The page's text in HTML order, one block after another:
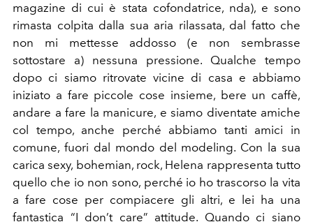
magazine di cui è stata cofondatrice, nda), e sono
rimasta colpita dalla sua aria rilassata, dal fatto che
non mi mettesse addosso (e non sembrasse
sottostare a) nessuna pressione. Qualche tempo
dopo ci siamo ritrovate vicine di casa e abbiamo
iniziato a fare piccole cose insieme, bere un caffè,
andare a fare la manicure, e siamo diventate amiche
col tempo, anche perché abbiamo tanti amici in
comune, fuori dal mondo del modeling. Con la sua
carica sexy, bohemian, rock, Helena rappresenta tutto
quello che io non sono, perché io ho trascorso la vita
a fare cose per compiacere gli altri, e lei ha una
fantastica “I don’t care” attitude. Quando ci siano